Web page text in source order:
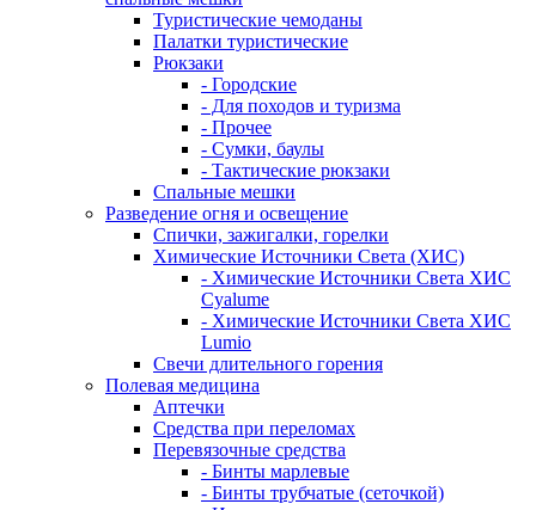
Туристические чемоданы
Палатки туристические
Рюкзаки
- Городские
- Для походов и туризма
- Прочее
- Сумки, баулы
- Тактические рюкзаки
Спальные мешки
Разведение огня и освещение
Спички, зажигалки, горелки
Химические Источники Света (ХИС)
- Химические Источники Света ХИС
Cyalume
- Химические Источники Света ХИС
Lumio
Свечи длительного горения
Полевая медицина
Аптечки
Средства при переломах
Перевязочные средства
- Бинты марлевые
- Бинты трубчатые (сеточкой)